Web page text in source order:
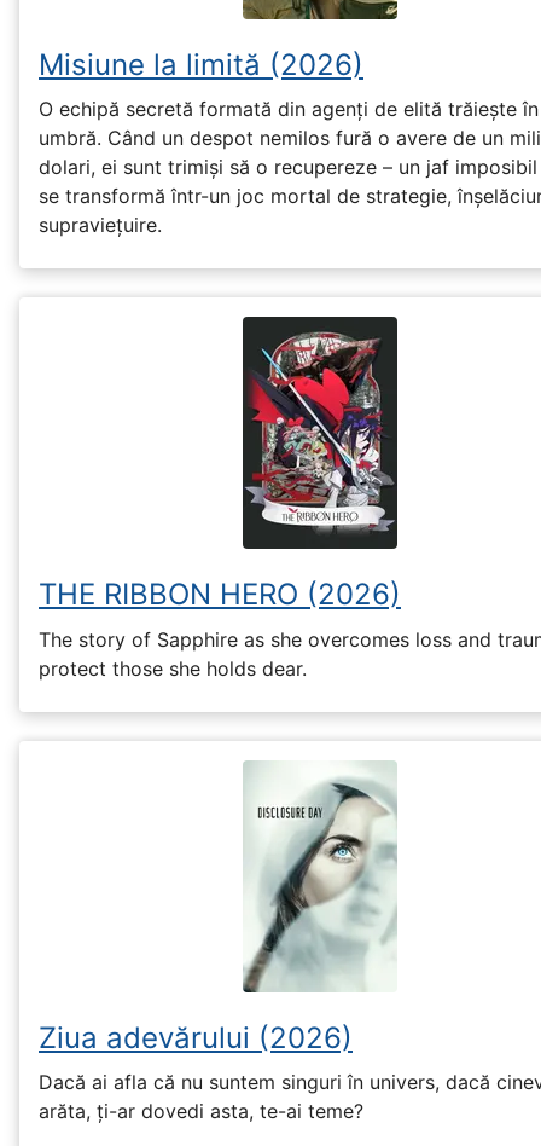
Misiune la limită (2026)
O echipă secretă formată din agenți de elită trăiește în
umbră. Când un despot nemilos fură o avere de un
dolari, ei sunt trimiși să o recupereze – un jaf
se transformă într-un joc mortal de strategie,
supraviețuire.
THE RIBBON HERO (2026)
The story of Sapphire as she overcomes loss and
protect those she holds dear.
Ziua adevărului (2026)
Dacă ai afla că nu suntem singuri în univers, dacă
arăta, ți-ar dovedi asta, te-ai teme?